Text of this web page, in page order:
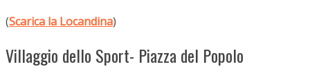
(Scarica la Locandina)
Villaggio dello Sport- Piazza del Popolo